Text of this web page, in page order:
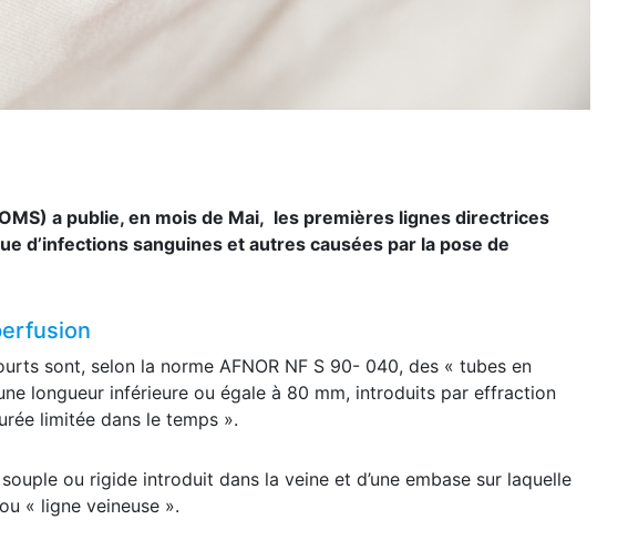
a publie, en mois de Mai, les premières lignes directrices
d’infections sanguines et autres causées par la pose de
sont, selon la norme AFNOR NF S 90- 040, des « tubes en
longueur inférieure ou égale à 80 mm, introduits par effraction
limitée dans le temps ».
ou rigide introduit dans la veine et d’une embase sur laquelle
« ligne veineuse ».